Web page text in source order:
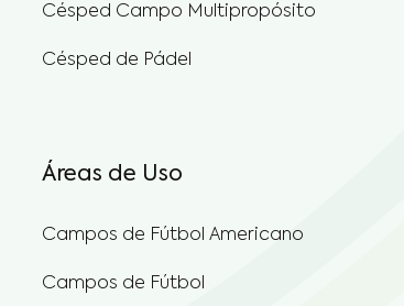
Césped Campo Multipropósito
Césped de Pádel
Áreas de Uso
Campos de Fútbol Americano
Campos de Fútbol